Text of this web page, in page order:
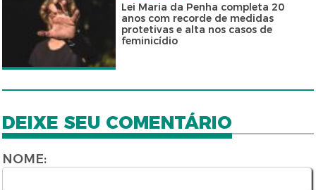
Lei Maria da Penha completa 20
anos com recorde de medidas
protetivas e alta nos casos de
feminicídio
DEIXE SEU COMENTÁRIO
NOME: